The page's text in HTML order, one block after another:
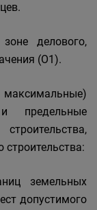
делового,
(О1).
предельные
строительства:
земельных
допустимого